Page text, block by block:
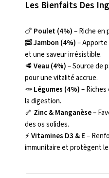
Les Bienfaits Des
🍗 Poulet (4%)– Riche en
🥓Jambon (4%)–
et une saveur irrésistible.
🥩Veau (4%)– Source de
pour une vitalité accrue.
🥕 Légumes (4%)–
la digestion.
🦴 Zinc & Manganèse–
des os solides.
⚡Vitamines D3 & E–
immunitaire et protègent